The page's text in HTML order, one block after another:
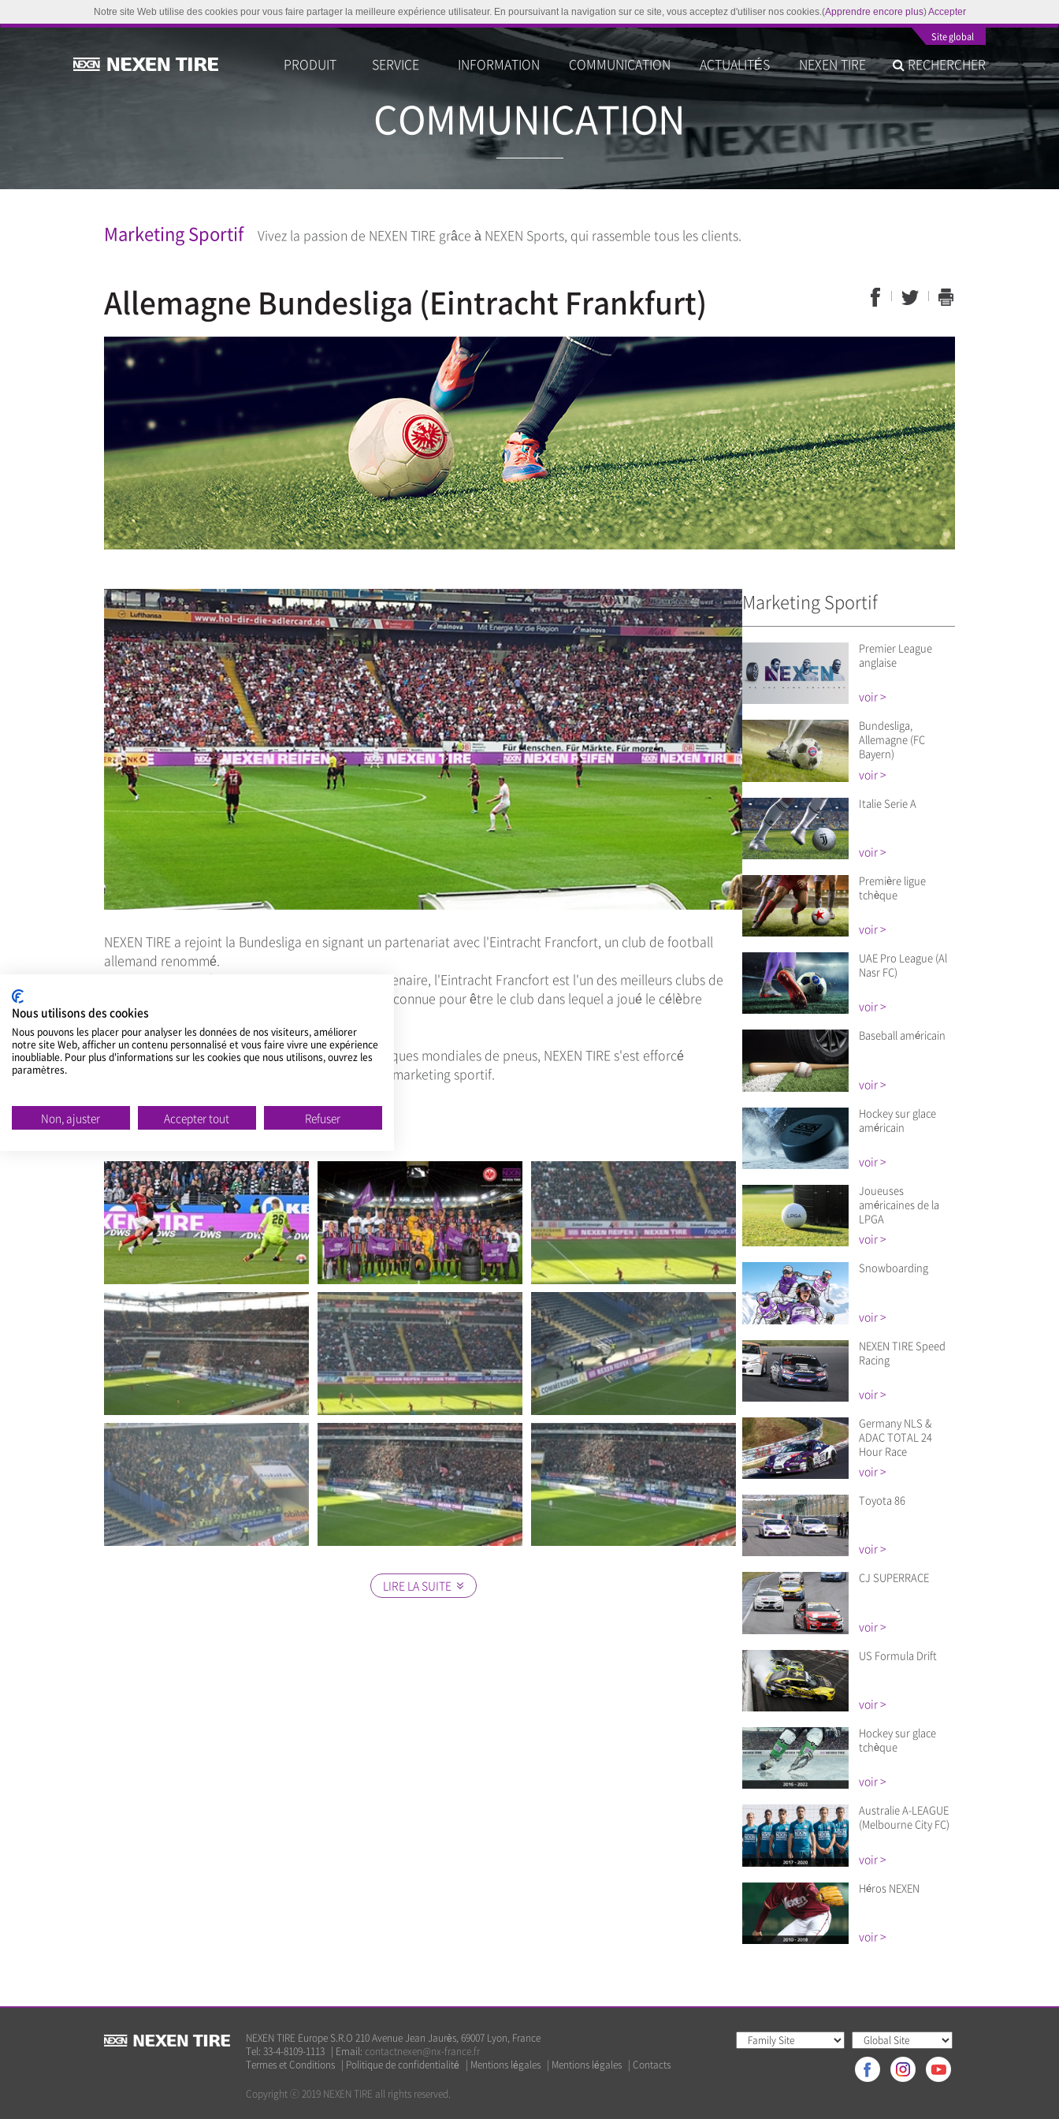
Notre site Web utilise des cookies pour vous faire partager la meilleure expérience utilisateur. En poursuivant la navigation sur ce site, vous acceptez d'utiliser nos cookies.(Apprendre encore plus)Accepter
Site global
PRODUIT SERVICE INFORMATION COMMUNICATION ACTUALITÉS NEXEN TIRE RECHERCHER
COMMUNICATION
Marketing Sportif Vivez la passion de NEXEN TIRE grâce à NEXEN Sports, qui rassemble tous les clients.
Allemagne Bundesliga (Eintracht Frankfurt)
NEXEN TIRE a rejoint la Bundesliga en signant un partenariat avec l'Eintracht Francfort, un club de football
allemand renommé.
Fondé en 1899 et fort d'une histoire plus que centenaire, l'Eintracht Francfort est l'un des meilleurs clubs de
football d'Allemagne. Cette équipe est également connue pour être le club dans lequel a joué le célèbre
footballeur coréen Cha Bum-keun.
En Europe, où sont présentes de nombreuses marques mondiales de pneus, NEXEN TIRE s'est efforcé
d'améliorer la valeur de sa marque par le biais du marketing sportif.
Galerie
Près
Près
Près
Près
Près
Près
LIRE LA SUITE
Marketing Sportif
Premier League
anglaise
voir >
Bundesliga,
Allemagne (FC
Bayern)
voir >
Italie Serie A
voir >
Première ligue
tchèque
voir >
UAE Pro League (Al
Nasr FC)
voir >
Baseball américain
voir >
Hockey sur glace
américain
voir >
Joueuses
américaines de la
LPGA
voir >
Snowboarding
voir >
NEXEN TIRE Speed
Racing
voir >
Germany NLS &
ADAC TOTAL 24
Hour Race
voir >
Toyota 86
voir >
CJ SUPERRACE
voir >
US Formula Drift
voir >
Hockey sur glace
tchèque
voir >
Australie A-LEAGUE
(Melbourne City FC)
voir >
Héros NEXEN
voir >
NEXEN TIRE Europe S.R.O 210 Avenue Jean Jaurès, 69007 Lyon, France
Tel: 33-4-8109-1113 | Email: contactnexen@nx-france.fr
Termes et Conditions | Politique de confidentialité | Mentions légales | Mentions légales | Contacts
Copyright ⓒ 2019 NEXEN TIRE all rights reserved.
Nous utilisons des cookies
Nous pouvons les placer pour analyser les données de nos visiteurs, améliorer
notre site Web, afficher un contenu personnalisé et vous faire vivre une expérience
inoubliable. Pour plus d'informations sur les cookies que nous utilisons, ouvrez les
paramètres.
Non, ajuster Accepter tout Refuser